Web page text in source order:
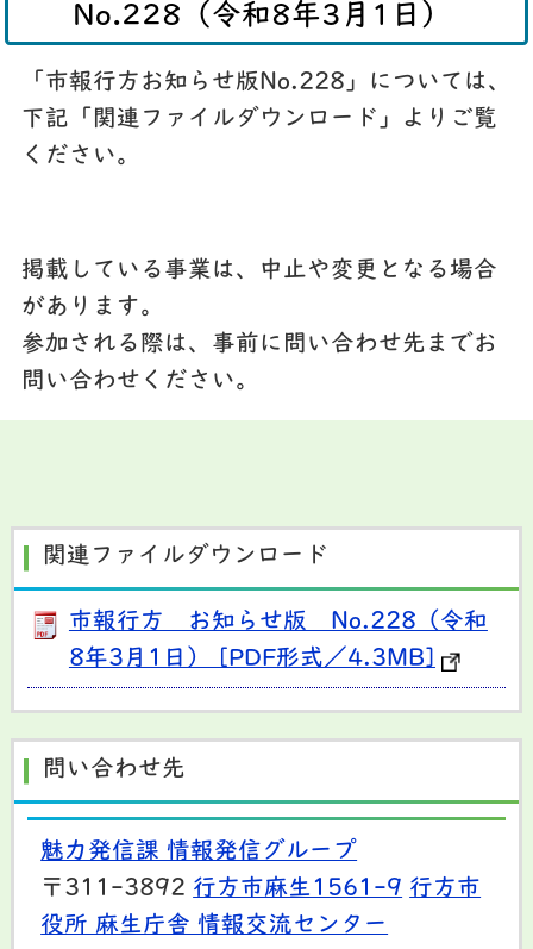
No.228（令和8年3月1日）
「市報行方お知らせ版No.228」については、
下記「関連ファイルダウンロード」よりご覧
ください。
掲載している事業は、中止や変更となる場合
があります。
参加される際は、事前に問い合わせ先までお
問い合わせください。
関連ファイルダウンロード
市報行方 お知らせ版 No.228（令和
8年3月1日） [PDF形式／4.3MB]
問い合わせ先
魅力発信課 情報発信グループ
〒311-3892 行方市麻生1561-9 行方市
役所 麻生庁舎 情報交流センター